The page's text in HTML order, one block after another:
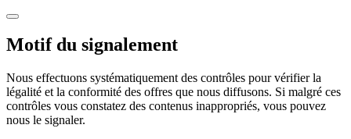
Motif du signalement
Nous effectuons systématiquement des contrôles pour vérifier la
légalité et la conformité des offres que nous diffusons. Si malgré ces
contrôles vous constatez des contenus inappropriés, vous pouvez
nous le signaler.